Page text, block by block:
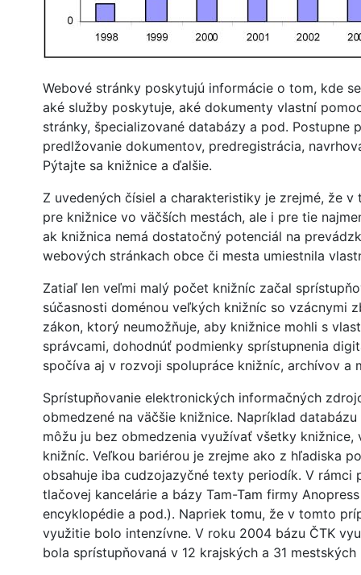
Webové stránky poskytujú informácie o tom, kde
aké služby poskytuje, aké dokumenty vlastní
stránky, špecializované databázy a pod. Postupne
predlžovanie dokumentov, predregistrácia,
Pýtajte sa knižnice a ďalšie.
Z uvedených čísiel a charakteristiky je zrejmé, že
pre knižnice vo väčších mestách, ale i pre tie
ak knižnica nemá dostatočný potenciál na
webových stránkach obce či mesta umiestnila
Zatiaľ len veľmi malý počet knižníc začal
súčasnosti doménou veľkých knižníc so vzácnymi
zákon, ktorý neumožňuje, aby knižnice mohli s
správcami, dohodnúť podmienky sprístupnenia
spočíva aj v rozvoji spolupráce knižníc, archívov a
Sprístupňovanie elektronických informačných
obmedzené na väčšie knižnice. Napríklad
môžu ju bez obmedzenia využívať všetky
knižníc. Veľkou bariérou je zrejme ako z hľadiska
obsahuje iba cudzojazyčné texty periodík. V rámci
tlačovej kancelárie a bázy Tam-Tam firmy
encyklopédie a pod.). Napriek tomu, že v tomto
využitie bolo intenzívne. V roku 2004 bázu ČTK
bola sprístupňovaná v 12 krajských a 31 mestských